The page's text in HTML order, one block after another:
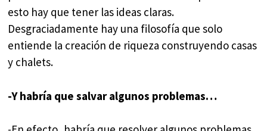
esto hay que tener las ideas claras.
Desgraciadamente hay una filosofía que solo
entiende la creación de riqueza construyendo casas
y chalets.
-Y habría que salvar algunos problemas…